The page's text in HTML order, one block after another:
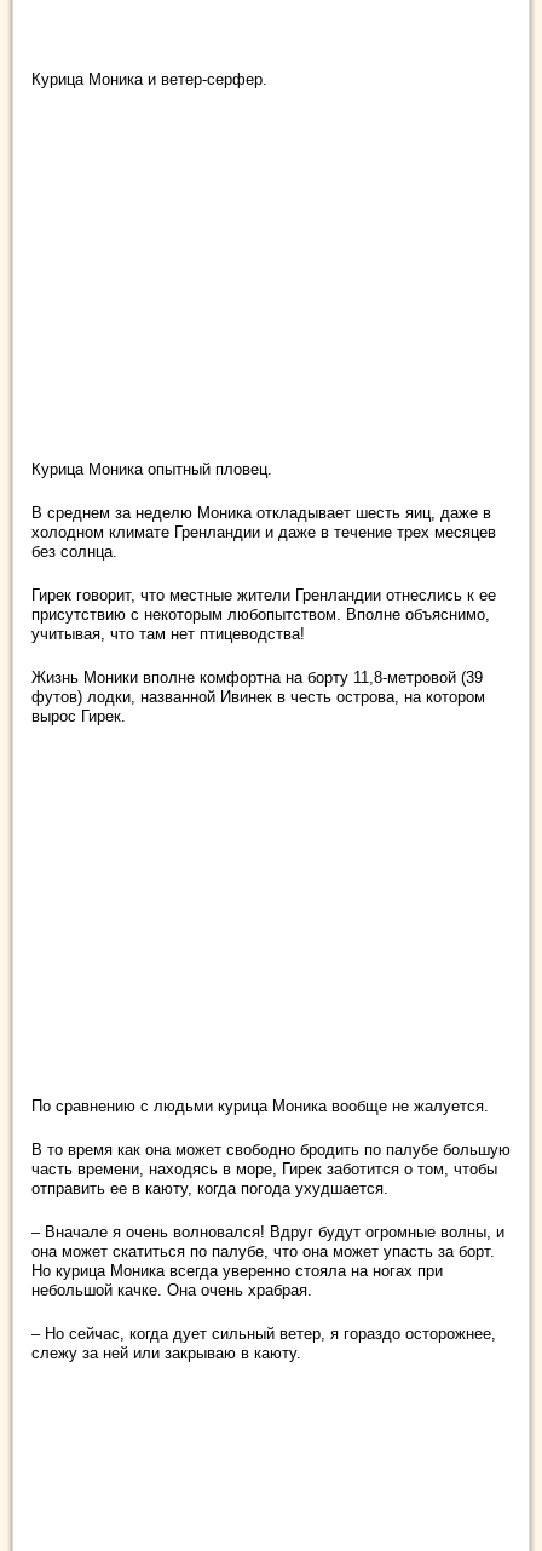
Курица Моника и ветер-серфер.
Курица Моника опытный пловец.
В среднем за неделю Моника откладывает шесть яиц, даже в
холодном климате Гренландии и даже в течение трех месяцев
без солнца.
Гирек говорит, что местные жители Гренландии отнеслись к ее
присутствию с некоторым любопытством. Вполне объяснимо,
учитывая, что там нет птицеводства!
Жизнь Моники вполне комфортна на борту 11,8-метровой (39
футов) лодки, названной Ивинек в честь острова, на котором
вырос Гирек.
По сравнению с людьми курица Моника вообще не жалуется.
В то время как она может свободно бродить по палубе большую
часть времени, находясь в море, Гирек заботится о том, чтобы
отправить ее в каюту, когда погода ухудшается.
– Вначале я очень волновался! Вдруг будут огромные волны, и
она может скатиться по палубе, что она может упасть за борт.
Но курица Моника всегда уверенно стояла на ногах при
небольшой качке. Она очень храбрая.
– Но сейчас, когда дует сильный ветер, я гораздо осторожнее,
слежу за ней или закрываю в каюту.